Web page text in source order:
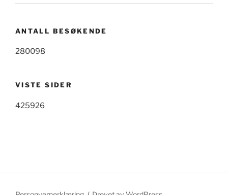
ANTALL BESØKENDE
280098
VISTE SIDER
425926